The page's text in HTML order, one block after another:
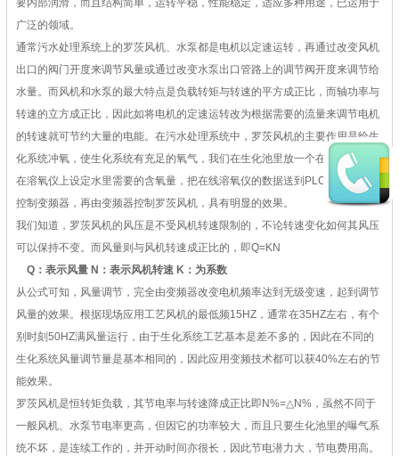
要内部润滑，而且结构简单，运转平稳，性能稳定，适应多种用途，已运用于
广泛的领域。
通常污水处理系统上的罗茨风机、水泵都是电机以定速运转，再通过改变风机
出口的阀门开度来调节风量或通过改变水泵出口管路上的调节阀开度来调节给
水量。而风机和水泵的最大特点是负载转矩与转速的平方成正比，而轴功率与
转速的立方成正比，因此如将电机的定速运转改为根据需要的流量来调节电机
的转速就可节约大量的电能。在污水处理系统中，罗茨风机的主要作用是给生
化系统冲氧，使生化系统有充足的氧气，我们在生化池里放一个在线溶氧仪，
在溶氧仪上设定水里需要的含氧量，把在线溶氧仪的数据送到PLC上，由PLC
控制变频器，再由变频器控制罗茨风机，具有明显的效果。
我们知道，罗茨风机的风压是不受风机转速限制的，不论转速变化如何其风压
可以保持不变。而风量则与风机转速成正比的，即Q=KN
Q：表示风量 N：表示风机转速 K：为系数
从公式可知，风量调节，完全由变频器改变电机频率达到无级变速，起到调节
风量的效果。根据现场应用工艺风机的最低频15HZ，通常在35HZ左右，有个
别时刻50HZ满风量运行，由于生化系统工艺基本是差不多的，因此在不同的
生化系统风量调节量是基本相同的，因此应用变频技术都可以获40%左右的节
能效果。
罗茨风机是恒转矩负载，其节电率与转速降成正比即N%=△N%，虽然不同于
一般风机、水泵节电率更高，但因它的功率较大，而且只要生化池里的曝气系
统不坏，是连续工作的，并开动时间亦很长，因此节电潜力大，节电费用高。